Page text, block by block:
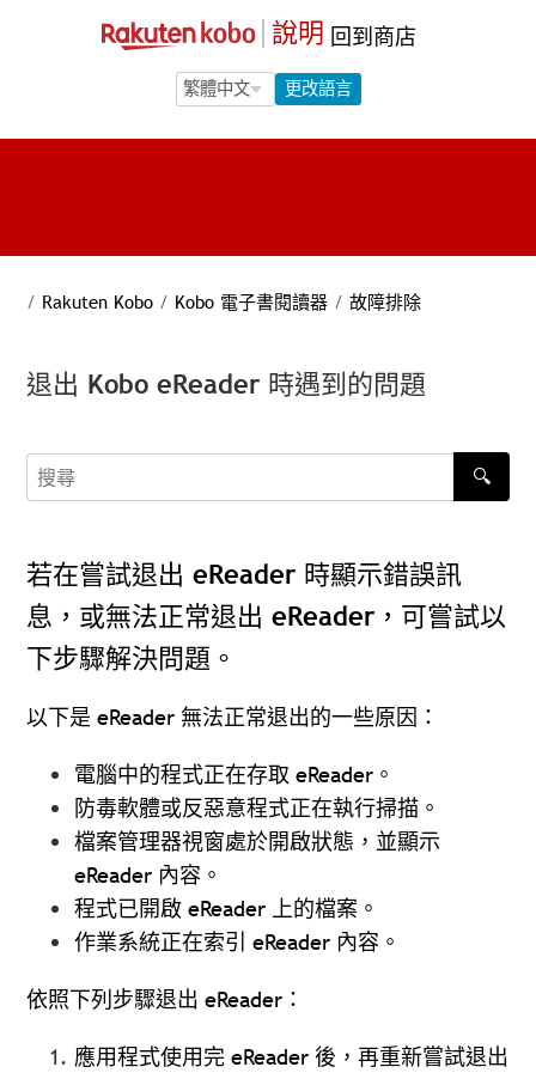
說明 回到商店
Language Selection
Language Selection
更改語言
/ Rakuten Kobo / Kobo 電子書閱讀器 / 故障排除
退出 Kobo eReader 時遇到的問題
搜尋
🔍
若在嘗試退出 eReader 時顯示錯誤訊
息，或無法正常退出 eReader，可嘗試以
下步驟解決問題。
以下是 eReader 無法正常退出的一些原因：
電腦中的程式正在存取 eReader。
防毒軟體或反惡意程式正在執行掃描。
檔案管理器視窗處於開啟狀態，並顯示
eReader 內容。
程式已開啟 eReader 上的檔案。
作業系統正在索引 eReader 內容。
依照下列步驟退出 eReader：
應用程式使用完 eReader 後，再重新嘗試退出